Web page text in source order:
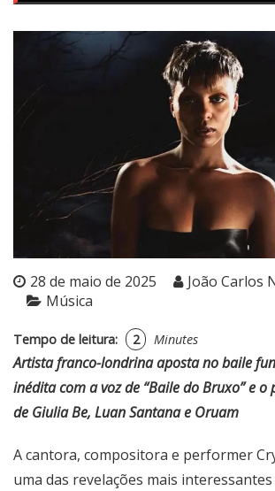
28 de maio de 2025
João Carlos
Música
Tempo de leitura: 2 Minutes
Artista franco-londrina aposta no baile
inédita com a voz de “Baile do Bruxo” e
de Giulia Be, Luan Santana e Oruam
A cantora, compositora e performer
uma das revelações mais interessantes